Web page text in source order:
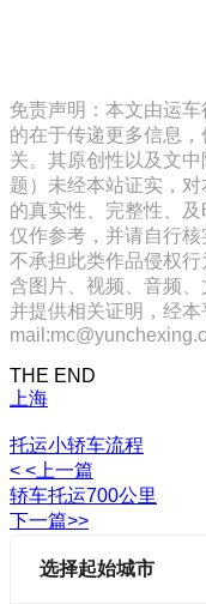
免责声明：本文由运
的在于传递更多信息
关。其原创性以及文
题）未经本站证实，
的真实性、完整性、
仅作参考，并请自行
不承担此类作品侵权
含图片、视频、音频
并提供相关证明，经
THE END
上海
托运小轿车流程
< <上一篇
轿车托运700公里
下一篇>>
选择起始城市